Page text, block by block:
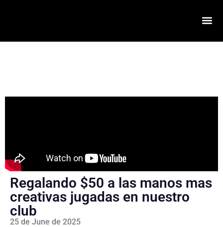
Regalando $50 a las manos mas
creativas jugadas en nuestro
club
25 de June de 2025